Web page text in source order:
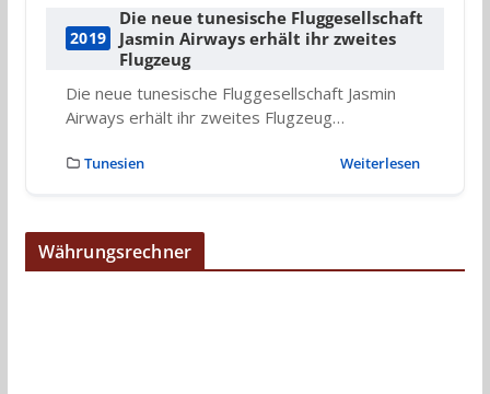
2019
Die neue tunesische Fluggesellschaft
Jasmin Airways erhält ihr zweites
Flugzeug
Die neue tunesische Fluggesellschaft Jasmin
Airways erhält ihr zweites Flugzeug…
Tunesien Weiterlesen
Währungsrechner